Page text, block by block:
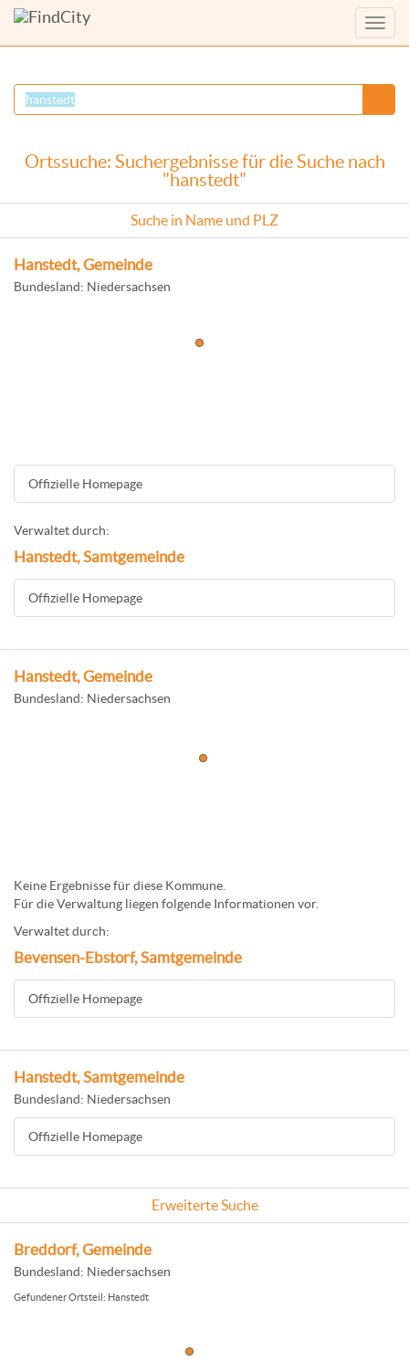
Menü
Ortssuche: Suchergebnisse für die Suche nach
"hanstedt"
Suche in Name und PLZ
Hanstedt, Gemeinde
Bundesland: Niedersachsen
Offizielle Homepage
Verwaltet durch:
Hanstedt, Samtgemeinde
Offizielle Homepage
Hanstedt, Gemeinde
Bundesland: Niedersachsen
Keine Ergebnisse für diese Kommune.
Für die Verwaltung liegen folgende Informationen vor.
Verwaltet durch:
Bevensen-Ebstorf, Samtgemeinde
Offizielle Homepage
Hanstedt, Samtgemeinde
Bundesland: Niedersachsen
Offizielle Homepage
Erweiterte Suche
Breddorf, Gemeinde
Bundesland: Niedersachsen
Gefundener Ortsteil: Hanstedt